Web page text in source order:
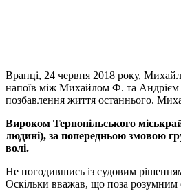
Вранці, 24 червня 2018 року,
напоїв між Михайлом Ф. та Андрієм
позбавлення життя останнього.
Вироком Тернопільського
людині), за попередньою змовою
волі.
Не погодившись із судовим
Оскільки вважав, що поза розумним